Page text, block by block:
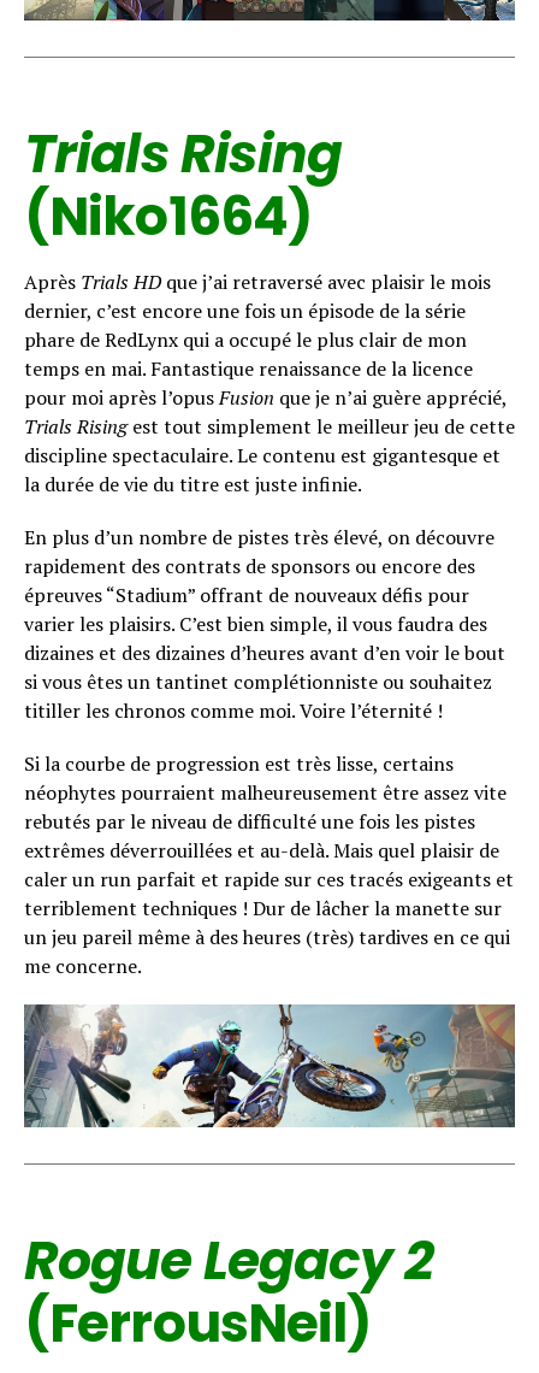
Trials Rising
(Niko1664)
Après Trials HD que j’ai retraversé avec plaisir le mois
dernier, c’est encore une fois un épisode de la série
phare de RedLynx qui a occupé le plus clair de mon
temps en mai. Fantastique renaissance de la licence
pour moi après l’opusFusion que je n’ai guère apprécié,
Trials Risingest tout simplement le meilleur jeu de cette
discipline spectaculaire. Le contenu est gigantesque et
la durée de vie du titre est juste infinie.
En plus d’un nombre de pistes très élevé, on découvre
rapidement des contrats de sponsors ou encore des
épreuves “Stadium” offrant de nouveaux défis pour
varier les plaisirs. C’est bien simple, il vous faudra des
dizaines et des dizaines d’heures avant d’en voir le bout
si vous êtes un tantinet complétionniste ou souhaitez
titiller les chronos comme moi. Voire l’éternité !
Si la courbe de progression est très lisse, certains
néophytes pourraient malheureusement être assez vite
rebutés par le niveau de difficulté une fois les pistes
extrêmes déverrouillées et au-delà. Mais quel plaisir de
caler un run parfait et rapide sur ces tracés exigeants et
terriblement techniques ! Dur de lâcher la manette sur
un jeu pareil même à des heures (très) tardives en ce qui
me concerne.
Rogue Legacy 2
(FerrousNeil)